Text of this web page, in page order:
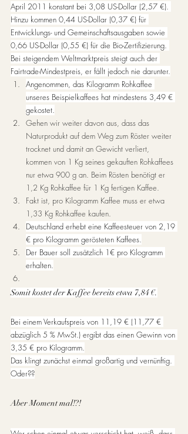
April 2011 konstant bei 3,08 US-Dollar (2,57 €).
Hinzu kommen 0,44 US-Dollar (0,37 €) für
Entwicklungs- und Gemeinschaftsausgaben sowie
0,66 US-Dollar (0,55 €) für die Bio-Zertifizierung.
Bei steigendem Weltmarktpreis steigt auch der
Fairtrade-Mindestpreis, er fällt jedoch nie darunter.
Angenommen, das Kilogramm Rohkaffee
unseres Beispielkaffees hat mindestens 3,49 €
gekostet.
Gehen wir weiter davon aus, dass das
Naturprodukt auf dem Weg zum Röster weiter
trocknet und damit an Gewicht verliert,
kommen von 1 Kg seines gekauften Rohkaffees
nur etwa 900 g an. Beim Rösten benötigt er
1,2 Kg Rohkaffee für 1 Kg fertigen Kaffee.
Fakt ist, pro Kilogramm Kaffee muss er etwa
1,33 Kg Rohkaffee kaufen.
Deutschland erhebt eine Kaffeesteuer von 2,19
€ pro Kilogramm gerösteten Kaffees.
Der Bauer soll zusätzlich 1€ pro Kilogramm
erhalten.
Somit kostet der Kaffee bereits etwa 7,84 €.
Bei einem Verkaufspreis von 11,19 € (11,77 €
abzüglich 5 % MwSt.) ergibt das einen Gewinn von
3,35 € pro Kilogramm.
Das klingt zunächst einmal großartig und vernünftig.
Oder??
Aber Moment mal!?!